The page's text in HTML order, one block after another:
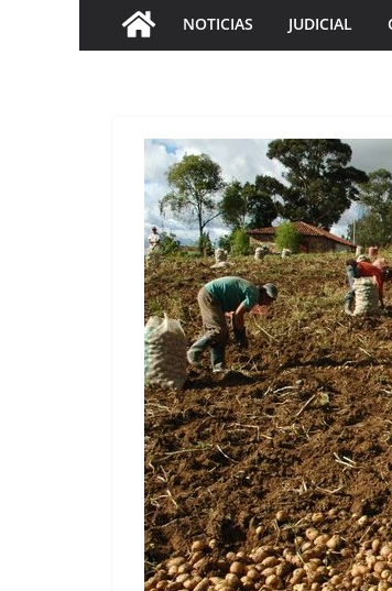
NOTICIAS JUDICIAL